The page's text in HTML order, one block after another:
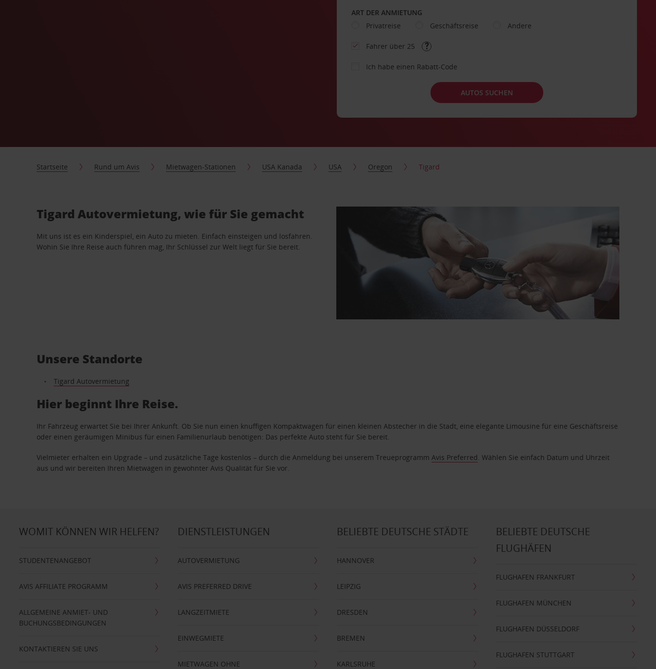
ART DER ANMIETUNG
Privatreise
Geschäftsreise Andere
Fahrer über 25
Ich habe einen Rabatt-Code
AUTOS SUCHEN
Startseite Rund um Avis Mietwagen-Stationen USA Kanada USA Oregon Tigard
Tigard Autovermietung, wie für Sie gemacht
Mit uns ist es ein Kinderspiel, ein Auto zu mieten. Einfach einsteigen und losfahren.
Wohin Sie Ihre Reise auch führen mag, Ihr Schlüssel zur Welt liegt für Sie bereit.
Unsere Standorte
Tigard Autovermietung
Hier beginnt Ihre Reise.
Ihr Fahrzeug erwartet Sie bei Ihrer Ankunft. Ob Sie nun einen knuffigen Kompaktwagen für einen kleinen Abstecher in die Stadt, eine elegante Limousine für eine Geschäftsreise
oder einen geräumigen Minibus für einen Familienurlaub benötigen: Das perfekte Auto steht für Sie bereit.
Vielmieter erhalten ein Upgrade – und zusätzliche Tage kostenlos – durch die Anmeldung bei unserem TreueprogrammAvis Preferred. Wählen Sie einfach Datum und Uhrzeit
aus und wir bereiten Ihren Mietwagen in gewohnter Avis Qualität für Sie vor.
WOMIT KÖNNEN WIR HELFEN?
STUDENTENANGEBOT
AVIS AFFILIATE PROGRAMM
ALLGEMEINE ANMIET- UND
BUCHUNGSBEDINGUNGEN
KONTAKTIEREN SIE UNS
DIENSTLEISTUNGEN
AUTOVERMIETUNG
AVIS PREFERRED DRIVE
LANGZEITMIETE
EINWEGMIETE
MIETWAGEN OHNE
BELIEBTE DEUTSCHE STÄDTE
HANNOVER
LEIPZIG
DRESDEN
BREMEN
KARLSRUHE
BELIEBTE DEUTSCHE
FLUGHÄFEN
FLUGHAFEN FRANKFURT
FLUGHAFEN MÜNCHEN
FLUGHAFEN DÜSSELDORF
FLUGHAFEN STUTTGART